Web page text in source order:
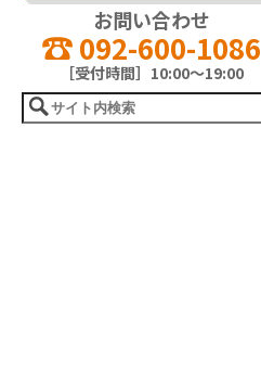
お問い合わせ
092-600-1086
［受付時間］10:00～19:00